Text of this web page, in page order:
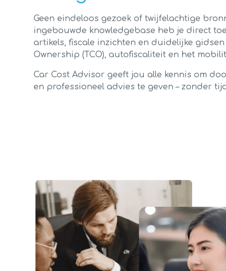
Geen eindeloos gezoek of twijfelachtige
ingebouwde knowledgebase heb je direct
artikels, fiscale inzichten en duidelijke
Ownership (TCO), autofiscaliteit en het
Car Cost Advisor geeft jou alle kennis om
en professioneel advies te geven – zonder